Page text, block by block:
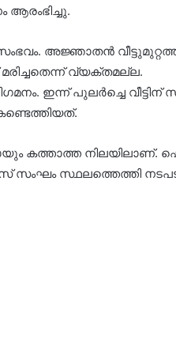
അജ്ഞാതന്‍
വ്യക്തമല്ല.
ഇന്ന് പുലര്‍ച്ചെ വീട്ടിന്
കത്താത്ത
സ്ഥലത്തെത്തി